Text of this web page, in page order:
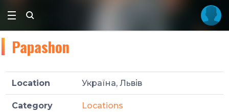
Papashon
Location Україна, Львів
Category Locations